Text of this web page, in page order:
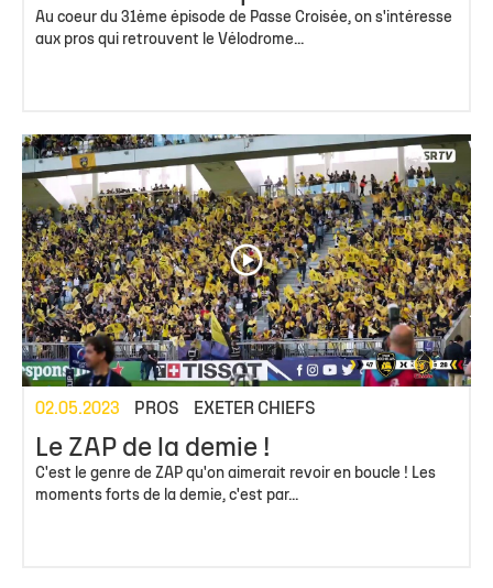
Au coeur du 31ème épisode de Passe Croisée, on s'intéresse
aux pros qui retrouvent le Vélodrome...
02.05.2023 PROS EXETER CHIEFS
Le ZAP de la demie !
C'est le genre de ZAP qu'on aimerait revoir en boucle ! Les
moments forts de la demie, c'est par...